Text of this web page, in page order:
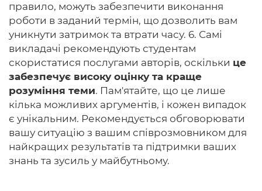
правило, можуть забезпечити виконання
роботи в заданий термін, що дозволить вам
уникнути затримок та втрати часу. 6. Самі
викладачі рекомендують студентам
скористатися послугами авторів, оскільки це
забезпечує високу оцінку та краще
розуміння теми. Пам'ятайте, що це лише
кілька можливих аргументів, і кожен випадок
є унікальним. Рекомендується обговорювати
вашу ситуацію з вашим співрозмовником для
найкращих результатів та підтримки ваших
знань та зусиль у майбутньому.